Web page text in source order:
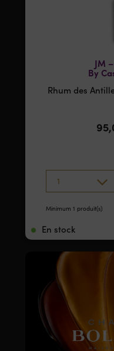
JM
By
Rhum des
1
Minimum 1 produit(s)
En stock